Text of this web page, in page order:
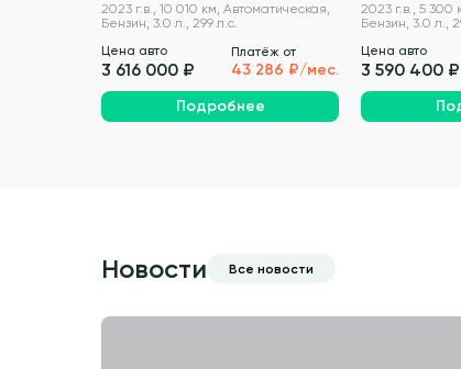
2023 г.в., 10 010 км, Автоматическая,
Бензин, 3.0 л., 299 л.с.
Цена авто
3 616 000 ₽
Платёж от
43 286 ₽/мес.
Подробнее
2023 г.в., 5 300
Бензин, 3.0 л.,
Цена авто
3 590 400 ₽
Новости Все новости